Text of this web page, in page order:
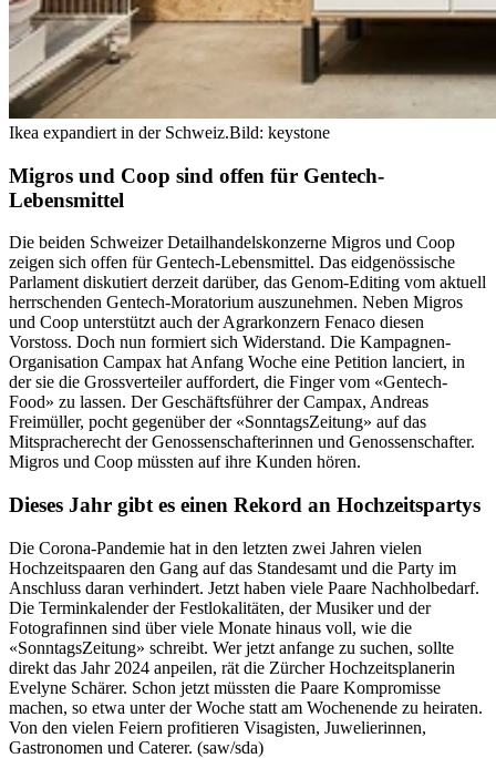
Ikea expandiert in der Schweiz.Bild: keystone
Migros und Coop sind offen für Gentech-
Lebensmittel
Die beiden Schweizer Detailhandelskonzerne Migros und Coop
zeigen sich offen für Gentech-Lebensmittel. Das eidgenössische
Parlament diskutiert derzeit darüber, das Genom-Editing vom aktuell
herrschenden Gentech-Moratorium auszunehmen. Neben Migros
und Coop unterstützt auch der Agrarkonzern Fenaco diesen
Vorstoss. Doch nun formiert sich Widerstand. Die Kampagnen-
Organisation Campax hat Anfang Woche eine Petition lanciert, in
der sie die Grossverteiler auffordert, die Finger vom «Gentech-
Food» zu lassen. Der Geschäftsführer der Campax, Andreas
Freimüller, pocht gegenüber der «SonntagsZeitung» auf das
Mitspracherecht der Genossenschafterinnen und Genossenschafter.
Migros und Coop müssten auf ihre Kunden hören.
Dieses Jahr gibt es einen Rekord an Hochzeitspartys
Die Corona-Pandemie hat in den letzten zwei Jahren vielen
Hochzeitspaaren den Gang auf das Standesamt und die Party im
Anschluss daran verhindert. Jetzt haben viele Paare Nachholbedarf.
Die Terminkalender der Festlokalitäten, der Musiker und der
Fotografinnen sind über viele Monate hinaus voll, wie die
«SonntagsZeitung» schreibt. Wer jetzt anfange zu suchen, sollte
direkt das Jahr 2024 anpeilen, rät die Zürcher Hochzeitsplanerin
Evelyne Schärer. Schon jetzt müssten die Paare Kompromisse
machen, so etwa unter der Woche statt am Wochenende zu heiraten.
Von den vielen Feiern profitieren Visagisten, Juwelierinnen,
Gastronomen und Caterer. (saw/sda)